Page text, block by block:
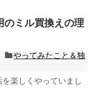
のミル買換えの理
やってみたこと＆独
を楽しくやっていまし